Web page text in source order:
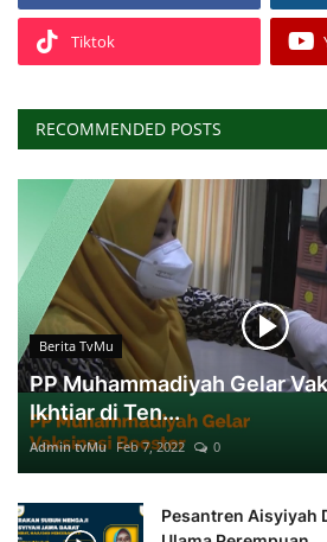
Tiktok
RECOMMENDED POSTS
Berita TvMu
PP Muhammadiyah Gelar
Ikhtiar di Ten...
Admin tvMu Feb 7, 2022 0
Pesantren Aisyiyah